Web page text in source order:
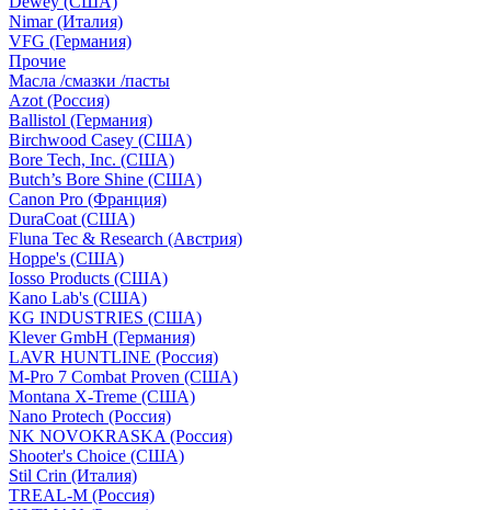
Nimar (Италия)
VFG (Германия)
Прочие
Масла /смазки /пасты
Azot (Россия)
Ballistol (Германия)
Birchwood Casey (США)
Bore Tech, Inc. (США)
Butch’s Bore Shine (СШA)
Canon Pro (Франция)
DuraCoat (США)
Fluna Tec & Research (Австрия)
Hoppe's (США)
Iosso Products (США)
Kano Lab's (США)
KG INDUSTRIES (США)
Klever GmbH (Германия)
LAVR HUNTLINE (Россия)
M-Pro 7 Combat Proven (СШA)
Montana X-Treme (США)
Nano Protech (Россия)
NK NOVOKRASKA (Россия)
Shooter's Choice (СШA)
Stil Crin (Италия)
TREAL-M (Россия)